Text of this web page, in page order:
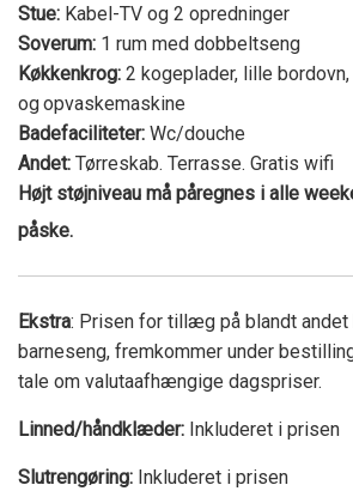
Stue: Kabel-TV og 2 opredninger
Soverum: 1 rum med dobbeltseng
Køkkenkrog: 2 kogeplader, lille
ogopvaskemaskine
Badefaciliteter: Wc/douche
Andet: Tørreskab. Terrasse. Gratis wifi
Højt støjniveau må påregnes i alle
påske.
Ekstra: Prisen for tillæg på blandt
barneseng, fremkommer under
tale om valutaafhængige dagspriser.
Linned/håndklæder: Inkluderet i prisen
Slutrengøring: Inkluderet i prisen